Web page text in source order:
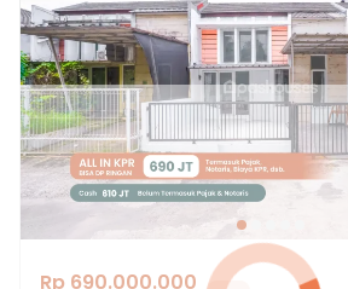
Rp 690.000.000